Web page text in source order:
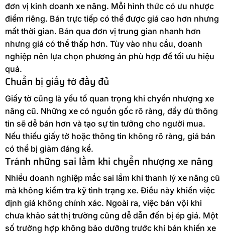
đơn vị kinh doanh xe nâng. Mỗi hình thức có ưu nhược
điểm riêng. Bán trực tiếp có thể được giá cao hơn nhưng
mất thời gian. Bán qua đơn vị trung gian nhanh hơn
nhưng giá có thể thấp hơn. Tùy vào nhu cầu, doanh
nghiệp nên lựa chọn phương án phù hợp để tối ưu hiệu
quả.
Chuẩn bị giấy tờ đầy đủ
Giấy tờ cũng là yếu tố quan trọng khi chyển nhượng xe
nâng cũ. Những xe có nguồn gốc rõ ràng, đầy đủ thông
tin sẽ dễ bán hơn và tạo sự tin tưởng cho người mua.
Nếu thiếu giấy tờ hoặc thông tin không rõ ràng, giá bán
có thể bị giảm đáng kể.
Tránh những sai lầm khi chyển nhượng xe nâng
Nhiều doanh nghiệp mắc sai lầm khi thanh lý xe nâng cũ
mà không kiểm tra kỹ tình trạng xe. Điều này khiến việc
định giá không chính xác. Ngoài ra, việc bán vội khi
chưa khảo sát thị trường cũng dễ dẫn đến bị ép giá. Một
số trường hợp không bảo dưỡng trước khi bán khiến xe